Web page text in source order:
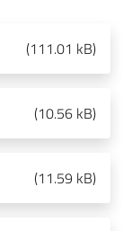
(111.01 kB)
(10.56 kB)
(11.59 kB)